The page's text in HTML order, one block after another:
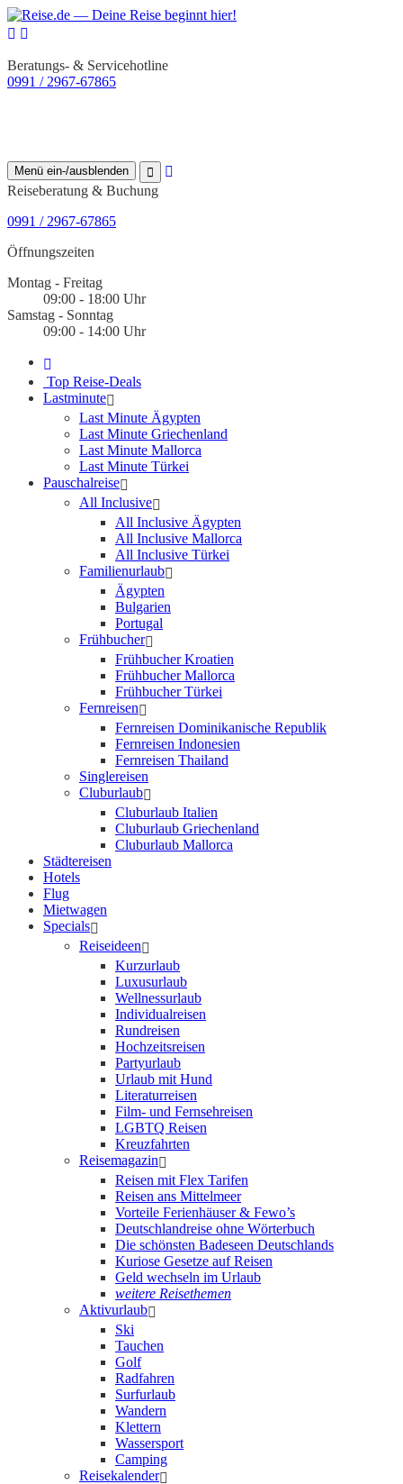
Beratungs- & Servicehotline
0991 / 2967-67865
Menü ein-/ausblenden
Reiseberatung & Buchung
0991 / 2967-67865
Öffnungszeiten
Montag - Freitag
09:00 - 18:00 Uhr
Samstag - Sonntag
09:00 - 14:00 Uhr
Top Reise-Deals
Lastminute
Last Minute Ägypten
Last Minute Griechenland
Last Minute Mallorca
Last Minute Türkei
Pauschalreise
All Inclusive
All Inclusive Ägypten
All Inclusive Mallorca
All Inclusive Türkei
Familienurlaub
Ägypten
Bulgarien
Portugal
Frühbucher
Frühbucher Kroatien
Frühbucher Mallorca
Frühbucher Türkei
Fernreisen
Fernreisen Dominikanische Republik
Fernreisen Indonesien
Fernreisen Thailand
Singlereisen
Cluburlaub
Cluburlaub Italien
Cluburlaub Griechenland
Cluburlaub Mallorca
Städtereisen
Hotels
Flug
Mietwagen
Specials
Reiseideen
Kurzurlaub
Luxusurlaub
Wellnessurlaub
Individualreisen
Rundreisen
Hochzeitsreisen
Partyurlaub
Urlaub mit Hund
Literaturreisen
Film- und Fernsehreisen
LGBTQ Reisen
Kreuzfahrten
Reisemagazin
Reisen mit Flex Tarifen
Reisen ans Mittelmeer
Vorteile Ferienhäuser & Fewo’s
Deutschlandreise ohne Wörterbuch
Die schönsten Badeseen Deutschlands
Kuriose Gesetze auf Reisen
Geld wechseln im Urlaub
weitere Reisethemen
Aktivurlaub
Ski
Tauchen
Golf
Radfahren
Surfurlaub
Wandern
Klettern
Wassersport
Camping
Reisekalender